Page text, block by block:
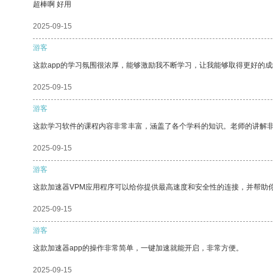
超棒啊 好用
2025-09-15
游客
这款app的学习氛围很浓厚，能够激励我不断学习，让我能够取得更好的
2025-09-15
游客
这款学习软件的课程内容非常丰富，涵盖了各个学科的知识。老师的讲解
2025-09-15
游客
这款加速器VPM应用程序可以给你提供最高速度和安全性的连接，并帮助
2025-09-15
游客
这款加速器app的操作非常简单，一键加速就能开启，非常方便。
2025-09-15